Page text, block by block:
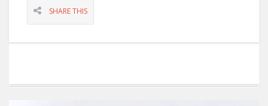
SHARE THIS